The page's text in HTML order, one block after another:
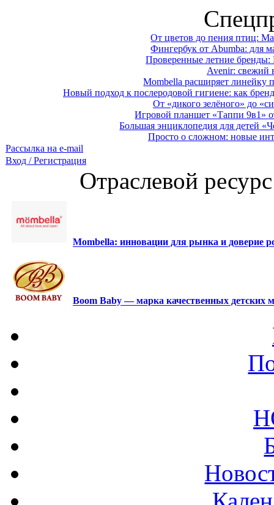
От цветов до пения птиц:
Фингербук от Abumba: для
Проверенные летние
Avenir: свежий
Mombella расширяет линейку
Новый подход к послеродовой гигиене: как
От «дикого зелёного» до
Игровой планшет «Таппи 9в1»
Большая энциклопедия для детей
Просто о сложном: новые
Рассылка на e-mail
Вход / Регистрация
Отраслевой
Mombella: инновации для рынка и доверие
Boom Baby — марка качественных детских